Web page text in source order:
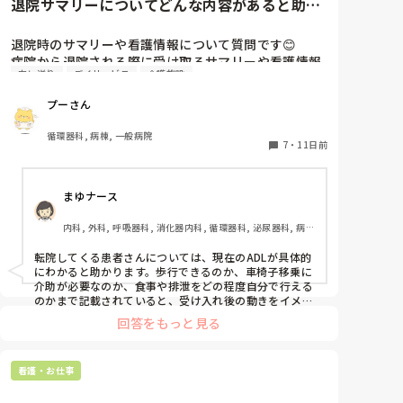
退院時のサマリーや看護情報について質問です😊
病院から退院される際に受け取るサマリーや看護情報
で、
「この情報があると助かる！」
「もう少し詳しく知りたかった…」
と思う内容はありますか？
私は心臓血管外科、循環器病院に勤めています。
病院では退院支援の一環として情報提供を行っていま
すが、実際に他施設で必要とされている情報との間に
ギャップがあるのではないかと感じています。
今後の退院支援や情報共有の参考にしたいので、皆さ
んのご意見をぜひ教えていただけると嬉しいです😊
申し送り デイサービス 介護施設
プーさん
循環器科, 病棟, 一般病院
7・ 11日前
まゆナース
内科, 外科, 呼吸器科, 消化器内科, 循環器科, 泌尿器科, 病
転院してくる患者さんについては、現在のADLが具体的
にわかると助かります。歩行できるのか、車椅子移乗に
介助が必要なのか、食事や排泄をどの程度自分で行える
のかまで記載されていると、受け入れ後の動きをイメー
倒歴、離床センサーの使用、点滴やチューブを自己抜去
する可能性、徘徊や不穏の有無などが事前にわかると、
回答をもっと見る
看護・お仕事